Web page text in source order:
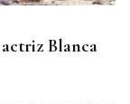
Blanca